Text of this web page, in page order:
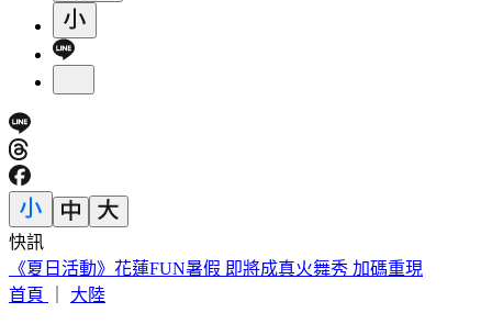
快訊
快訊／白海豚強風襲台！北市喜來登飯店旁圍籬倒塌 砸傷一
女